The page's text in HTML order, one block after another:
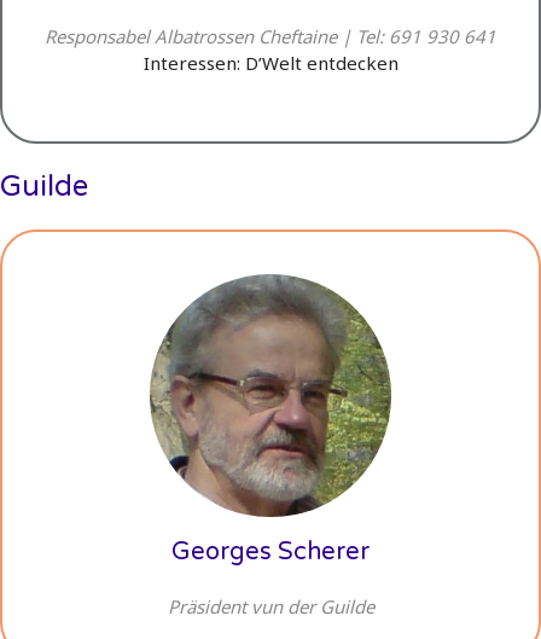
Responsabel Albatrossen Cheftaine | Tel: 691 930 641
Interessen: D’Welt entdecken
Guilde
Georges Scherer
Präsident vun der Guilde